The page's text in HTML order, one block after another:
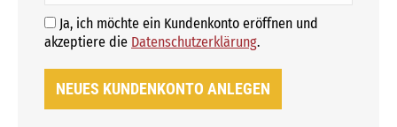
Ja, ich möchte ein Kundenkonto eröffnen und
akzeptiere die Datenschutzerklärung.
NEUES KUNDENKONTO ANLEGEN